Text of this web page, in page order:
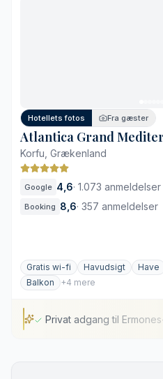
Selve stranden
Hotellets fotos Fra gæster
Atlantica Grand
Korfu, Grækenland
Google 4,6· 1.073 anmeldelser
Booking 8,6· 357 anmeldelser
Gratis wi-fi Havudsigt Have
Balkon
+4 mere
Privat adgang til